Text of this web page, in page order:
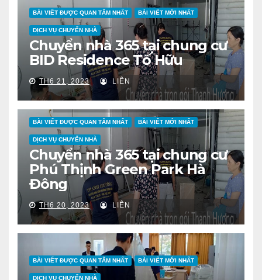
BÀI VIẾT ĐƯỢC QUAN TÂM NHẤT BÀI VIẾT MỚI NHẤT
DỊCH VỤ CHUYỂN NHÀ
Chuyển nhà 365 tại chung cư
BID Residence Tố Hữu
TH6 21, 2023 LIÊN
BÀI VIẾT ĐƯỢC QUAN TÂM NHẤT BÀI VIẾT MỚI NHẤT
DỊCH VỤ CHUYỂN NHÀ
Chuyển nhà 365 tại chung cư
Phú Thịnh Green Park Hà
Đông
TH6 20, 2023 LIÊN
BÀI VIẾT ĐƯỢC QUAN TÂM NHẤT BÀI VIẾT MỚI NHẤT
DỊCH VỤ CHUYỂN NHÀ